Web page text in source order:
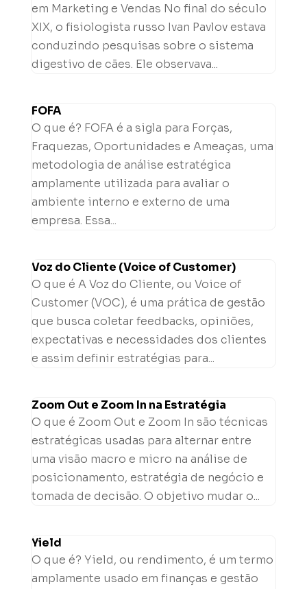
em Marketing e Vendas No final do século
XIX, o fisiologista russo Ivan Pavlov estava
conduzindo pesquisas sobre o sistema
digestivo de cães. Ele observava...
FOFA
O que é? FOFA é a sigla para Forças,
Fraquezas, Oportunidades e Ameaças, uma
metodologia de análise estratégica
amplamente utilizada para avaliar o
ambiente interno e externo de uma
empresa. Essa...
Voz do Cliente (Voice of Customer)
O que é A Voz do Cliente, ou Voice of
Customer (VOC), é uma prática de gestão
que busca coletar feedbacks, opiniões,
expectativas e necessidades dos clientes
e assim definir estratégias para...
Zoom Out e Zoom In na Estratégia
O que é Zoom Out e Zoom In são técnicas
estratégicas usadas para alternar entre
uma visão macro e micro na análise de
posicionamento, estratégia de negócio e
tomada de decisão. O objetivo mudar o...
Yield
O que é? Yield, ou rendimento, é um termo
amplamente usado em finanças e gestão